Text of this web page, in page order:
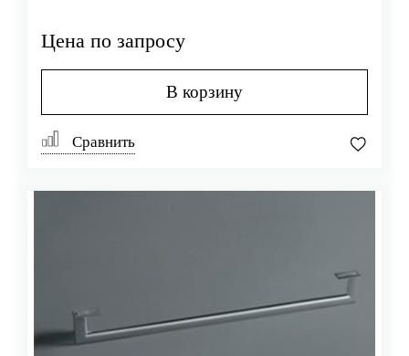
Цена по запросу
В корзину
Сравнить